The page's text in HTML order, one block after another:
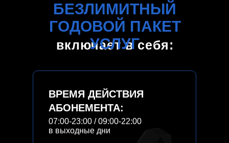
включает в себя:
БЕЗЛИМИТНЫЙ
ГОДОВОЙ ПАКЕТ
УСЛУГ
07:00-23:00 / 09:00-22:00
в выходные дни
ВРЕМЯ ДЕЙСТВИЯ
АБОНЕМЕНТА: